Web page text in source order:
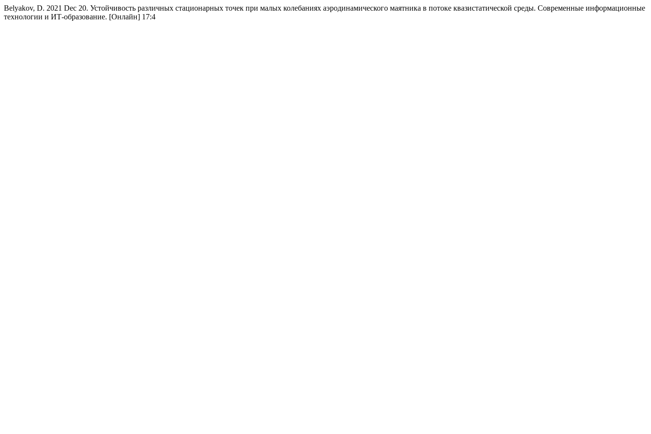
Belyakov, D. 2021 Dec 20. Устойчивость различных стационарных точек при малых колебаниях аэродинамического маятника в потоке квазистатической среды. Современные информационные
технологии и ИТ-образование. [Онлайн] 17:4